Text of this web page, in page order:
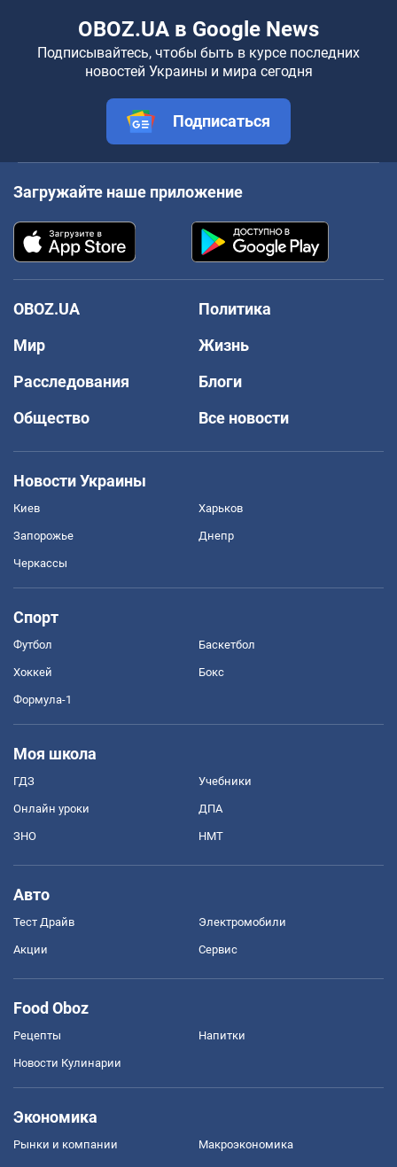
OBOZ.UA в Google News
Подписывайтесь, чтобы быть в курсе последних
новостей Украины и мира сегодня
Подписаться
Загружайте наше приложение
OBOZ.UA
Политика
Мир
Жизнь
Расследования
Блоги
Общество
Все новости
Новости Украины
Киев Харьков
Запорожье Днепр
Черкассы
Спорт
Футбол Баскетбол
Хоккей Бокс
Формула-1
Моя школа
ГДЗ Учебники
Онлайн уроки ДПА
ЗНО НМТ
Авто
Тест Драйв Электромобили
Акции Сервис
Food Oboz
Рецепты Напитки
Новости Кулинарии
Экономика
Рынки и компании Mакроэкономика